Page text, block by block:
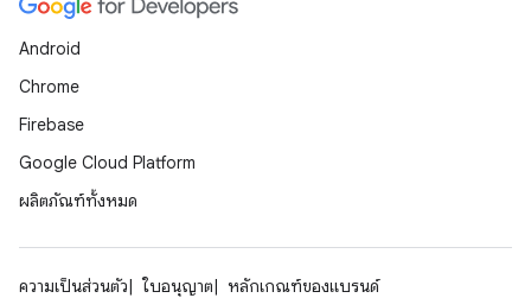
Android
Chrome
Firebase
Google Cloud Platform
ผลิตภัณฑ์ทั้งหมด
ความเป็นส่วนตัว ใบอนุญาต
หลักเกณฑ์ของแบรนด์